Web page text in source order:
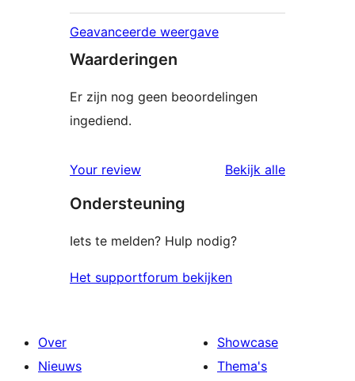
Geavanceerde weergave
Waarderingen
Er zijn nog geen beoordelingen
ingediend.
Your review Bekijk alle
Ondersteuning
Iets te melden? Hulp nodig?
Het supportforum bekijken
Over
Nieuws
Showcase
Thema's